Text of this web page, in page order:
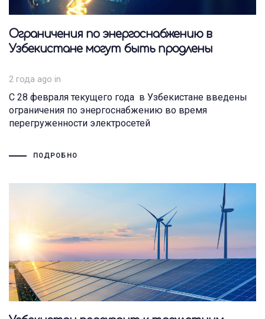
Ограничения по энергоснабжению в
Узбекистане могут быть продлены
2 года ago in
С 28 февраля текущего года в Узбекистане введены
ограничения по энергоснабжению во время
перегруженности электросетей
ПОДРОБНО